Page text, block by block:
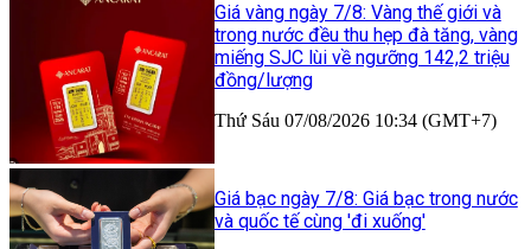
Giá vàng ngày 7/8: Vàng thế giới và
trong nước đều thu hẹp đà tăng, vàng
miếng SJC lùi về ngưỡng 142,2 triệu
đồng/lượng
Thứ Sáu 07/08/2026 10:34 (GMT+7)
Giá bạc ngày 7/8: Giá bạc trong nước
và quốc tế cùng 'đi xuống'